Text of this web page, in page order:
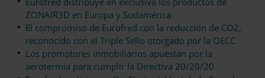
ZONAIR3D en Europa y Sudamérica
El compromiso de Eurofred con la reducción de CO2,
reconocido con el Triple Sello otorgado por la OECC
Los promotores inmobiliarios apuestan por la
aerotermia para cumplir la Directiva 20/20/20